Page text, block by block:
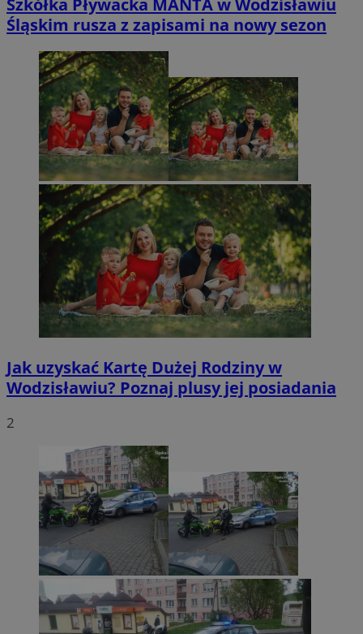
Szkółka Pływacka MANTA w Wodzisławiu
Śląskim rusza z zapisami na nowy sezon
Jak uzyskać Kartę Dużej Rodziny w
Wodzisławiu? Poznaj plusy jej posiadania
2